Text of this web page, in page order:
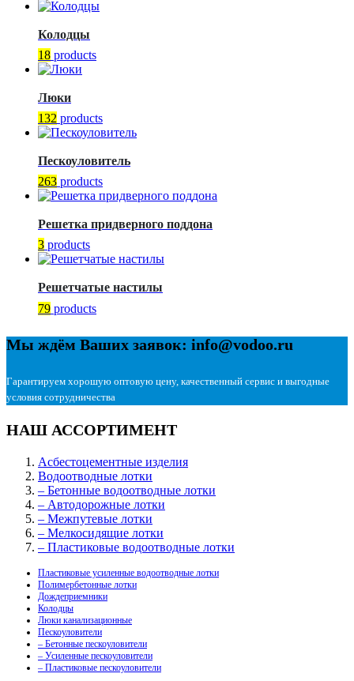
Колодцы
18 products
Люки
132 products
Пескоуловитель
263 products
Решетка придверного поддона
3 products
Решетчатые настилы
79 products
Мы ждём Ваших заявок: info@vodoo.ru
Гарантируем хорошую оптовую цену, качественный сервис и выгодные
условия сотрудничества
НАШ АССОРТИМЕНТ
Асбестоцементные изделия
Водоотводные лотки
– Бетонные водоотводные лотки
– Автодорожные лотки
– Межпутевые лотки
– Мелкосидящие лотки
– Пластиковые водоотводные лотки
Пластиковые усиленные водоотводные лотки
Полимербетонные лотки
Дождеприемники
Колодцы
Люки канализационные
Пескоуловители
– Бетонные пескоуловители
– Усиленные пескоуловители
– Пластиковые пескоуловители